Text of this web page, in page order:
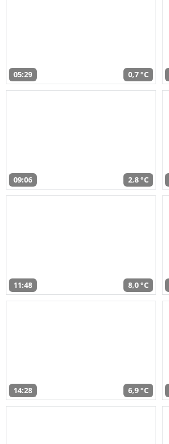
05:29 0,7 °C
09:06 2,8 °C
11:48 8,0 °C
14:28 6,9 °C